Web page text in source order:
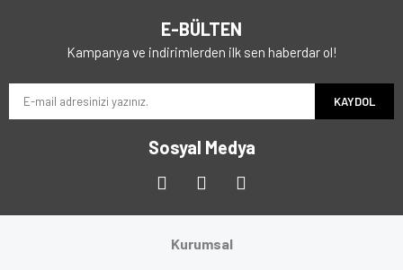
E-BÜLTEN
Kampanya ve indirimlerden ilk sen haberdar ol!
KAYDOL
Sosyal Medya
Kurumsal